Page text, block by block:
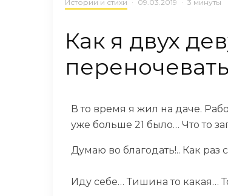
Истории и стихи · 09.03.2019 · 3 минуты
Как я двух
В то время я жил на даче.
уже больше 21 было… Что то
Думаю во благодать!.. Как
Иду себе… Тишина то какая…